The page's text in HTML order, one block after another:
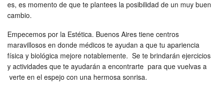
es, es momento de que te plantees la posibilidad de un muy buen
cambio.
Empecemos por la Estética. Buenos Aires tiene centros
maravillosos en donde médicos te ayudan a que tu apariencia
física y biológica mejore notablemente. Se te brindarán ejercicios
y actividades que te ayudarán a encontrarte para que vuelvas a
verte en el espejo con una hermosa sonrisa.